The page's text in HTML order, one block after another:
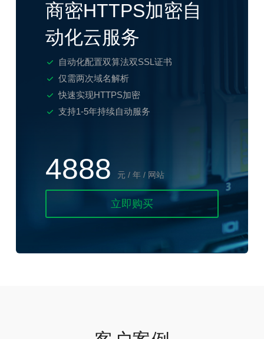
商密HTTPS加密自
动化云服务
自动化配置双算法双SSL证书
仅需两次域名解析
快速实现HTTPS加密
支持1-5年持续自动服务
4888 元 / 年 / 网站
立即购买